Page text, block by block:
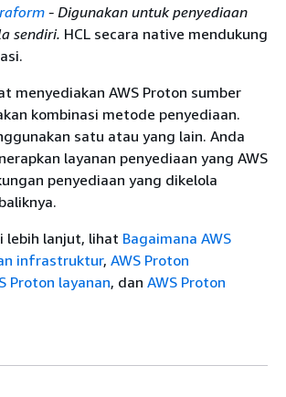
- Digunakan untuk penyediaan
sendiri. HCL secara native mendukung
menyediakan AWS Proton sumber
kombinasi metode penyediaan.
satu atau yang lain. Anda
layanan penyediaan yang AWS
penyediaan yang dikelola
lebih lanjut, lihat Bagaimana AWS
infrastruktur, AWS Proton
Proton layanan, dan AWS Proton